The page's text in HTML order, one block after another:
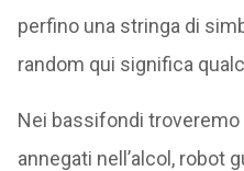
perfino una stringa di
random qui significa
Nei bassifondi
annegati nell’alcol, robot